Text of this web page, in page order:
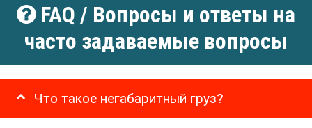
FAQ / Вопросы и ответы на
часто задаваемые вопросы
Что такое негабаритный груз?